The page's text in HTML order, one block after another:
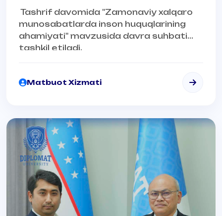
Tashrif davomida "Zamonaviy xalqaro
munosabatlarda inson huquqlarining
ahamiyati" mavzusida davra suhbati
tashkil etiladi.
Matbuot Xizmati